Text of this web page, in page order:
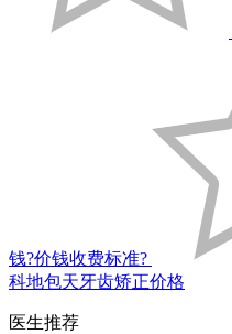
钱?价钱收费标准?
科地包天牙齿矫正价格
医生推荐